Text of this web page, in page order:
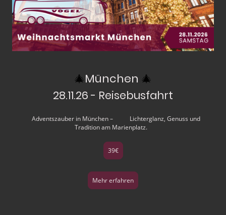
🎄München 🎄
28.11.26 - Reisebusfahrt
Adventszauber in München – Lichterglanz, Genuss und
Tradition am Marienplatz.
39€
Mehr erfahren